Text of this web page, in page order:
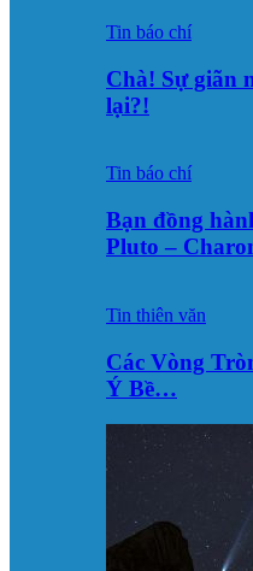
Tin báo chí
Chà! Sự giãn
lại?!
Tin báo chí
Bạn đồng
Pluto –
Tin thiên văn
Các Vòng
Ý Bề…